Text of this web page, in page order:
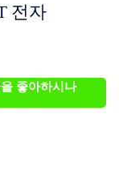
전자
좋아하시나